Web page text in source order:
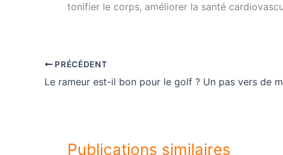
tonifier le corps, améliorer la santé
PRÉCÉDENT
Publications similaires